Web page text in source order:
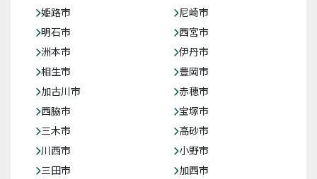
姫路市
尼崎市
明石市
西宮市
洲本市
伊丹市
相生市
豊岡市
加古川市
赤穂市
西脇市
宝塚市
三木市
高砂市
川西市
小野市
三田市
加西市